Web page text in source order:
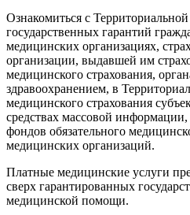
Ознакомиться с
государственных гарантий
медицинских организациях,
организации, выдавшей им
медицинского страхования,
здравоохранением, в
медицинского страхования
средствах массовой
фондов обязательного
медицинских организаций.
Платные медицинские услуги
сверх гарантированных
медицинской помощи.